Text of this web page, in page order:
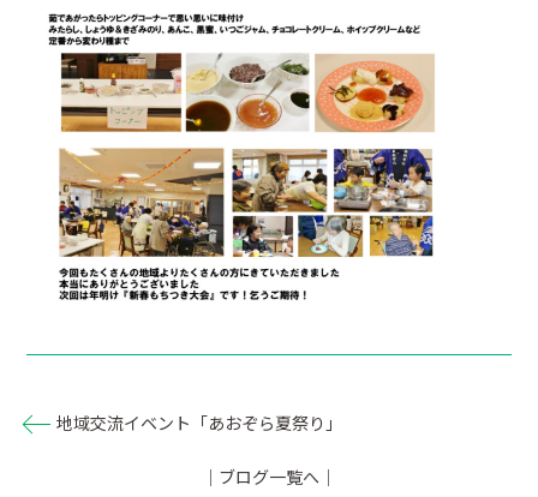
地域交流イベント「あおぞら夏祭り」
｜ブログ一覧へ｜